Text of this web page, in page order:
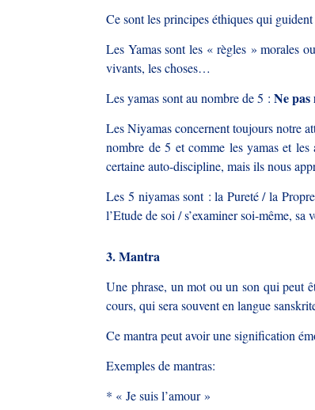
Ce sont les principes éthiques qui
Les Yamas sont les « règles » morales
vivants, les choses…
Les yamas sont au nombre de 5 :Ne
Les Niyamas concernent toujours notre
nombre de 5 et comme les yamas et
certaine auto-discipline, mais ils nous
Les 5 niyamas sont : la Pureté / la
l’Etude de soi / s’examiner soi-même,
3. Mantra
Une phrase, un mot ou un son qui peut
cours, qui sera souvent en langue
Ce mantra peut avoir une signification
Exemples de mantras:
* « Je suis l’amour »